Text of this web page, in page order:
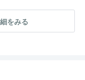
をみる